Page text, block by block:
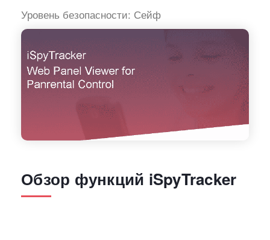
Уровень безопасности: Сейф
Обзор функций iSpyTracker